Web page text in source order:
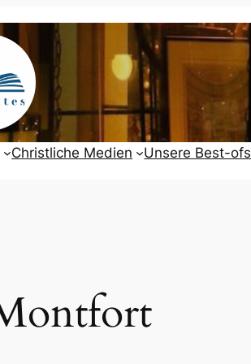
Christliche Medien Unsere Best-ofs